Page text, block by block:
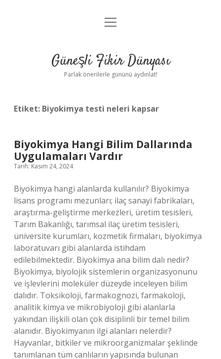
Anasayfa
Yasal Uyarı
menüyü
Güneşli Fikir Dünyası
Parlak önerilerle gününü aydınlat!
Etiket: Biyokimya testi neleri kapsar
Biyokimya Hangi Bilim Dallarında
Uygulamaları Vardır
Tarih: Kasım 24, 2024
Biyokimya hangi alanlarda kullanılır? Biyokimya
lisans programı mezunları; ilaç sanayi fabrikaları,
araştırma-geliştirme merkezleri, üretim tesisleri,
Tarım Bakanlığı, tarımsal ilaç üretim tesisleri,
üniversite kurumları, kozmetik firmaları, biyokimya
laboratuvarı gibi alanlarda istihdam
edilebilmektedir. Biyokimya ana bilim dalı nedir?
Biyokimya, biyolojik sistemlerin organizasyonunu
ve işlevlerini moleküler düzeyde inceleyen bilim
dalıdır. Toksikoloji, farmakognozi, farmakoloji,
analitik kimya ve mikrobiyoloji gibi alanlarla
yakından ilişkili olan çok disiplinli bir temel bilim
alanıdır. Biyokimyanın ilgi alanları nelerdir?
Hayvanlar, bitkiler ve mikroorganizmalar şeklinde
tanımlanan tüm canlıların yapısında bulunan